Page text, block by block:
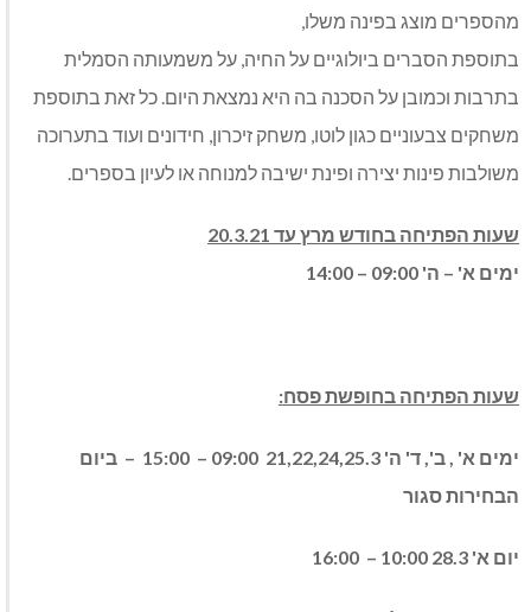
מהספרים מוצג בפינה משלו,
בתוספת הסברים ביולוגיים על החיה, על משמעותה הסמלית
בתרבות וכמובן על הסכנה בה היא נמצאת היום. כל זאת בתוספת
משחקים צבעוניים כגון לוטו, משחק זיכרון, חידונים ועוד בתערוכה
משולבות פינות יצירה ופינת ישיבה למנוחה או לעיון בספרים.
שעות הפתיחה בחודש מרץ עד 20.3.21
ימים א' – ה' 09:00 – 14:00
שעות הפתיחה בחופשת פסח:
ימים א' , ב', ד' ה' 21,22,24,25.3 09:00 – 15:00 – ביום
הבחירות סגור
יום א' 28.3 10:00 – 16:00